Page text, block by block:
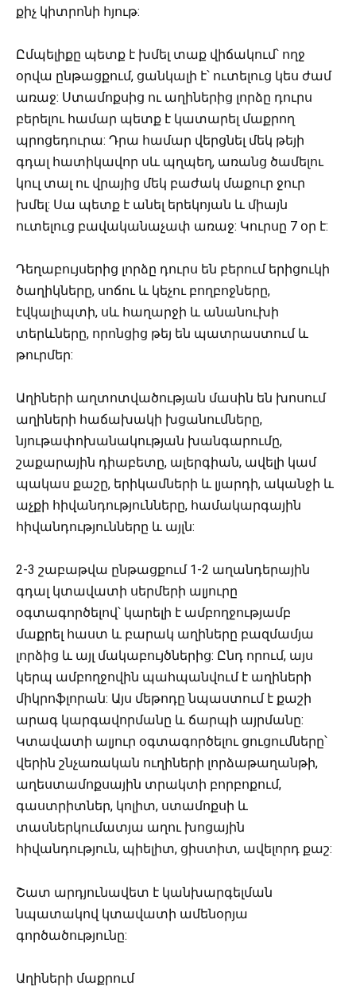
քիչ կիտրոնի հյութ:
Ըմպելիքը պետք է խմել տաք վիճակում՝ ողջ
օրվա ընթացքում, ցանկալի է՝ ուտելուց կես ժամ
առաջ: Ստամոքսից ու աղիներից լորձը դուրս
բերելու համար պետք է կատարել մաքրող
պրոցեդուրա: Դրա համար վերցնել մեկ թեյի
գդալ հատիկավոր սև պղպեղ, առանց ծամելու
կուլ տալ ու վրայից մեկ բաժակ մաքուր ջուր
խմել: Սա պետք է անել երեկոյան և միայն
ուտելուց բավականաչափ առաջ: Կուրսը 7 օր է:
Դեղաբույսերից լորձը դուրս են բերում երիցուկի
ծաղիկները, սոճու և կեչու բողբոջները,
էվկալիպտի, սև հաղարջի և անանուխի
տերևները, որոնցից թեյ են պատրաստում և
թուրմեր:
Աղիների աղտոտվածության մասին են խոսում
աղիների հաճախակի խցանումները,
նյութափոխանակության խանգարումը,
շաքարային դիաբետը, ալերգիան, ավելի կամ
պակաս քաշը, երիկամների և լյարդի, ականջի և
աչքի հիվանդությունները, համակարգային
հիվանդությունները և այլն:
2-3 շաբաթվա ընթացքում 1-2 աղանդերային
գդալ կտավատի սերմերի ալյուրը
օգտագործելով՝ կարելի է ամբողջությամբ
մաքրել հաստ և բարակ աղիները բազմամյա
լորձից և այլ մակաբույծներից: Ընդ որում, այս
կերպ ամբողջովին պահպանվում է աղիների
միկրոֆլորան: Այս մեթոդը նպաստում է քաշի
արագ կարգավորմանը և ճարպի այրմանը:
Կտավատի ալյուր օգտագործելու ցուցումները՝
վերին շնչառական ուղիների լորձաթաղանթի,
աղեստամոքսային տրակտի բորբոքում,
գաստրիտներ, կոլիտ, ստամոքսի և
տասներկումատյա աղու խոցային
հիվանդություն, պիելիտ, ցիստիտ, ավելորդ քաշ:
Շատ արդյունավետ է կանխարգելման
նպատակով կտավատի ամենօրյա
գործածությունը:
Աղիների մաքրում